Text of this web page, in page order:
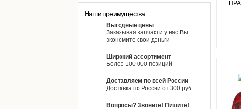
Наши преимущества:
Выгодные цены
Заказывая запчасти у нас Вы
экономите свои деньги
Широкий ассортимент
Более 100 000 позиций
Доставляем по всей России
Доставка по России от 300 руб.
Вопросы? Звоните! Пишите!